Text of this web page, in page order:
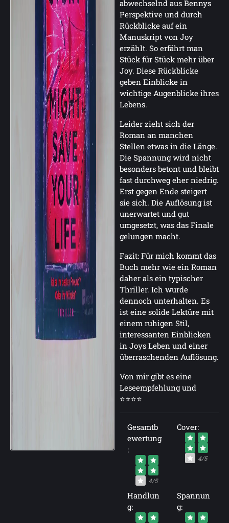
abwechselnd aus Bennys
Perspektive und durch
Rückblicke auf ein
Manuskript von Joy
erzählt. So erfährt man
Stück für Stück mehr über
Joy. Diese Rückblicke
geben Einblicke in
wichtige Augenblicke ihres
Lebens.
Leider zieht sich der
Roman an manchen
Stellen etwas in die Länge.
Die Spannung wird nicht
besonders betont und bleibt
fast durchweg eher niedrig.
Erst gegen Ende steigert
sie sich. Die Auflösung ist
unerwartet und gut
umgesetzt, was das Finale
gelungen macht.
Fazit: Für mich kommt das
Buch mehr wie ein Roman
daher als ein typischer
Thriller. Ich wurde
dennoch unterhalten. Es
ist eine solide Lektüre mit
einem ruhigen Stil,
interessanten Einblicken
in Joys Leben und einer
überraschenden Auflösung.
Von mir gibt es eine
Leseempfehlung und
⭐⭐⭐⭐
Gesamtb
ewertung
:
4/5
Cover:
4/5
Handlun
g:
Spannun
g: